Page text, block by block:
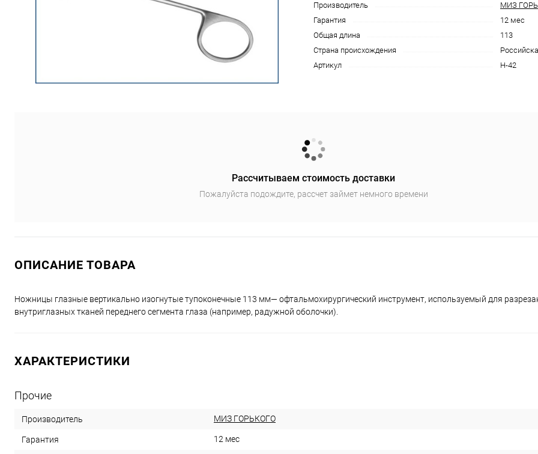
Производитель
МИЗ
Гарантия
12 мес
Общая длина
113
Страна происхождения
Артикул
Н-42
Рассчитываем стоимость доставки
Пожалуйста подождите, рассчет займет немного времени
ОПИСАНИЕ ТОВАРА
Ножницы глазные вертикально изогнутые тупоконечные 113 мм— офтальмохирургический инструмент, используемый для
внутриглазных тканей переднего сегмента глаза (например, радужной оболочки).
ХАРАКТЕРИСТИКИ
Прочие
Производитель МИЗ ГОРЬКОГО
Гарантия 12 мес